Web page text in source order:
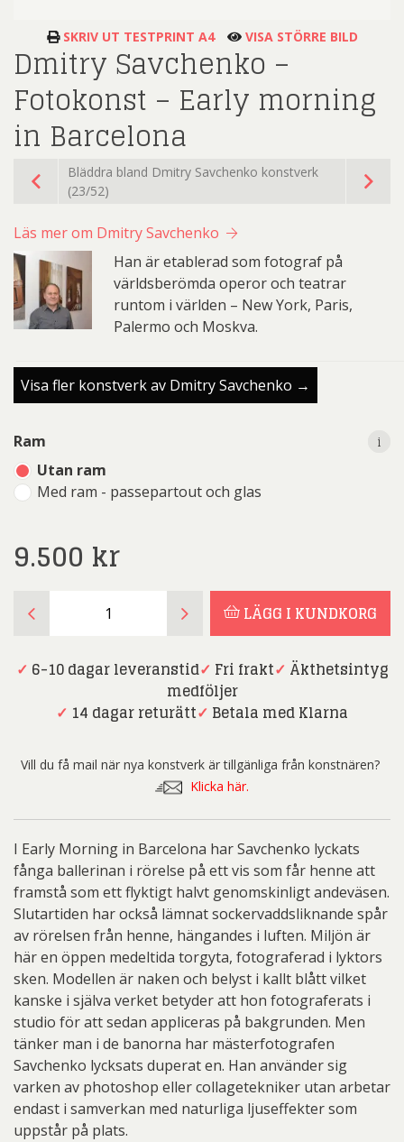
SKRIV UT TESTPRINT A4 VISA STÖRRE BILD
Dmitry Savchenko –
Fotokonst – Early morning
in Barcelona
Bläddra bland Dmitry Savchenko konstverk
(23/52)
Läs mer om Dmitry Savchenko
Han är etablerad som fotograf på
världsberömda operor och teatrar
runtom i världen – New York, Paris,
Palermo och Moskva.
Visa fler konstverk av Dmitry Savchenko →
Ram
Utan ram
Med ram - passepartout och glas
i
9.500 kr
i
Savchenko
Fotokonst
Barcelona
LÄGG I KUNDKORG
✓ 6-10 dagar leveranstid✓ Fri frakt✓ Äkthetsintyg
medföljer
✓ 14 dagar returätt✓ Betala med Klarna
Vill du få mail när nya konstverk är tillgänliga från konstnären?
Klicka här.
I Early Morning in Barcelona har Savchenko lyckats
fånga ballerinan i rörelse på ett vis som får henne att
framstå som ett flyktigt halvt genomskinligt andeväsen.
Slutartiden har också lämnat sockervaddsliknande spår
av rörelsen från henne, hängandes i luften. Miljön är
här en öppen medeltida torgyta, fotograferad i lyktors
sken. Modellen är naken och belyst i kallt blått vilket
kanske i själva verket betyder att hon fotograferats i
studio för att sedan appliceras på bakgrunden. Men
tänker man i de banorna har mästerfotografen
Savchenko lycksats duperat en. Han använder sig
varken av photoshop eller collagetekniker utan arbetar
endast i samverkan med naturliga ljuseffekter som
uppstår på plats.